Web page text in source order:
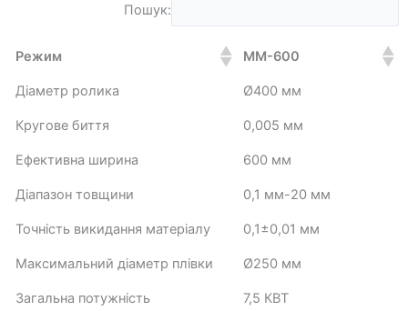
Пошук:
Режим ММ-600
Діаметр ролика Ø400 мм
Кругове биття 0,005 мм
Ефективна ширина 600 мм
Діапазон товщини 0,1 мм-20 мм
Точність викидання матеріалу 0,1±0,01 мм
Максимальний діаметр плівки Ø250 мм
Загальна потужність 7,5 КВТ